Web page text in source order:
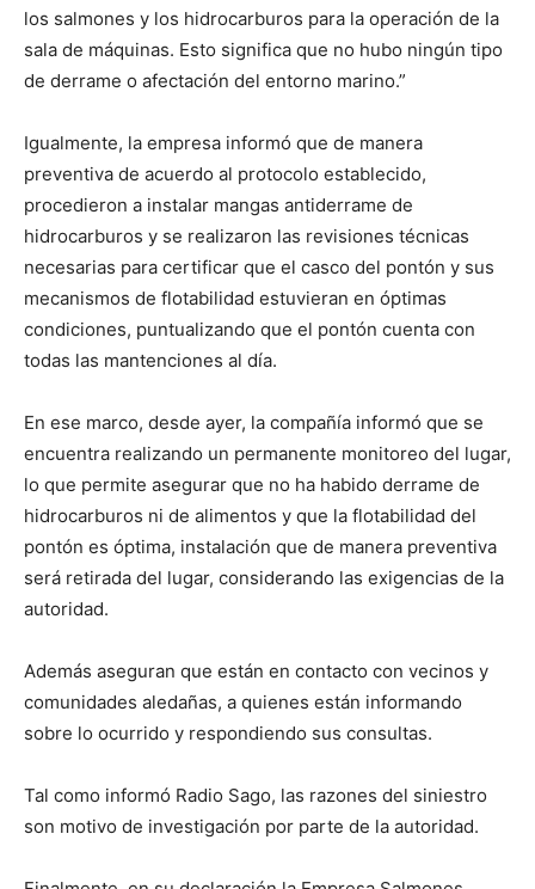
los salmones y los hidrocarburos para la operación de la
sala de máquinas. Esto significa que no hubo ningún tipo
de derrame o afectación del entorno marino.”
Igualmente, la empresa informó que de manera
preventiva de acuerdo al protocolo establecido,
procedieron a instalar mangas antiderrame de
hidrocarburos y se realizaron las revisiones técnicas
necesarias para certificar que el casco del pontón y sus
mecanismos de flotabilidad estuvieran en óptimas
condiciones, puntualizando que el pontón cuenta con
todas las mantenciones al día.
En ese marco, desde ayer, la compañía informó que se
encuentra realizando un permanente monitoreo del lugar,
lo que permite asegurar que no ha habido derrame de
hidrocarburos ni de alimentos y que la flotabilidad del
pontón es óptima, instalación que de manera preventiva
será retirada del lugar, considerando las exigencias de la
autoridad.
Además aseguran que están en contacto con vecinos y
comunidades aledañas, a quienes están informando
sobre lo ocurrido y respondiendo sus consultas.
Tal como informó Radio Sago, las razones del siniestro
son motivo de investigación por parte de la autoridad.